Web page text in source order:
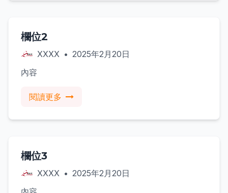
信息
欄位2
XXXX • 2025年2月20日
內容
閱讀更多
信息
欄位3
XXXX • 2025年2月20日